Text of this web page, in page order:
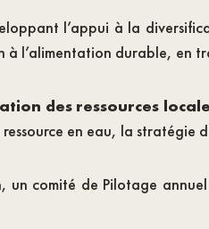
l’appui à la
l’alimentation durable, en
des ressources
en eau, la stratégie
comité de Pilotage